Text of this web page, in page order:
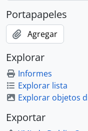
Portapapeles
Agregar
Explorar
Informes
Explorar lista
Explorar objetos
Exportar